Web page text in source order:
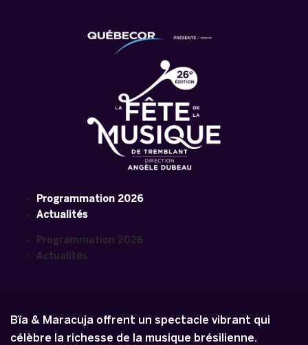
Programmation 2026
Actualités
Programmation 2026
Actualités
Bïa & Maracuja offrent un spectacle vibrant qui
célèbre la richesse de la musique brésilienne.